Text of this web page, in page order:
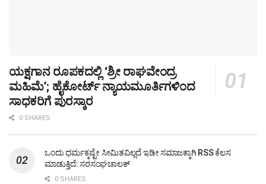
ಯಕ್ಷಗಾನ ರೂಪಕದಲ್ಲಿ ‘ಶ್ರೀ ರಾಘವೇಂದ್ರ
ಮಹಿಮೆ’; ಹೈಕೋರ್ಟ್ ನ್ಯಾಯಮೂರ್ತಿಗಳಿಂದ
ಸಾಧಕರಿಗೆ ಪುರಸ್ಕಾರ
0 SHARES
ಒಂದು ಧರ್ಮಕ್ಕಷ್ಟೇ ಸೀಮಿತವಿಲ್ಲದೆ ಇಡೀ ಸಮಾಜಕ್ಕಾಗಿ RSS ಕೆಲಸ
ಮಾಡುತ್ತಿದೆ: ಸರಸಂಘಚಾಲಕ್
0 SHARES